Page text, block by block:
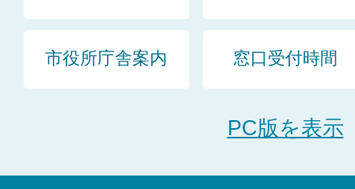
市役所庁舎案内 窓口受付時間
PC版を表示